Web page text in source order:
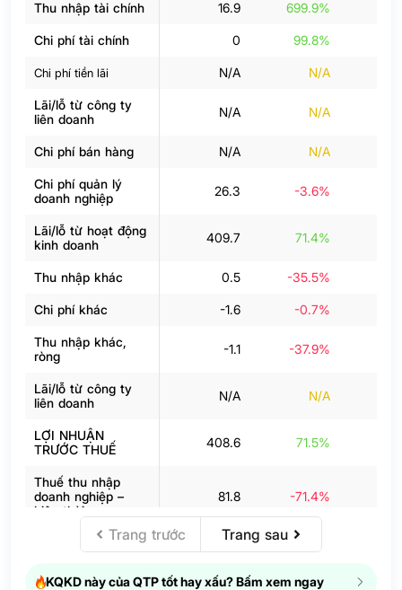
Thu nhập tài chính 16.9 699.9%
Chi phí tài chính 0 99.8%
Chi phí tiền lãi N/A N/A
Lãi/lỗ từ công ty
liên doanh
N/A N/A
Chi phí bán hàng N/A N/A
Chi phí quản lý
doanh nghiệp
26.3 -3.6%
Lãi/lỗ từ hoạt động
kinh doanh
409.7 71.4%
Thu nhập khác 0.5 -35.5%
Chi phí khác -1.6 -0.7%
Thu nhập khác,
ròng
-1.1 -37.9%
Lãi/lỗ từ công ty
liên doanh
N/A N/A
LỢI NHUẬN
TRƯỚC THUẾ
408.6 71.5%
Thuế thu nhập
doanh nghiệp –
hiện thời
81.8 -71.4%
Thuế thu nhập
doanh nghiệp –
hoãn lại
N/A N/A
Trang trước Trang sau
KQKD này của QTP tốt hay xấu? Bấm xem ngay